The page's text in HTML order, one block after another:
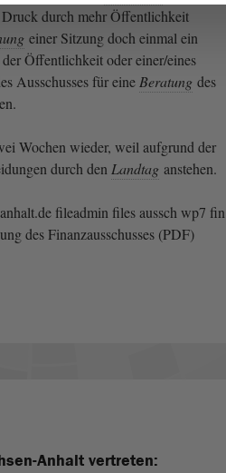
durch mehr Öffentlichkeit
einer Sitzung doch einmal ein
Öffentlichkeit oder einer/eines
Ausschusses für eineBeratung des
Wochen wieder, weil aufgrund der
durch denLandtag anstehen.
fileadmin files aussch wp7 fin
des Finanzausschusses (PDF)
Anhalt vertreten: